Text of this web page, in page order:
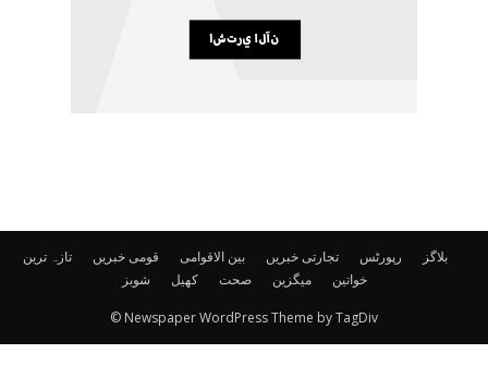
تازہ ترین قومی خبریں بین الاقوامی تجارتی خبریں رپورٹس
بلاگز
شوبز
کھیل صحت میگزین خواتین
© Newspaper WordPress Theme by TagDiv